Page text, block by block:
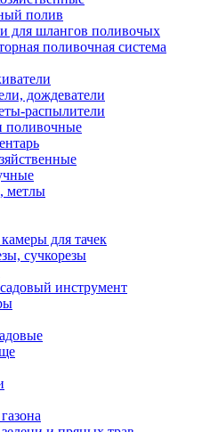
полив
для шлангов поливочых
поливочная система
дождеватели
распылители
поливочные
метлы
для тачек
сучкорезы
инструмент